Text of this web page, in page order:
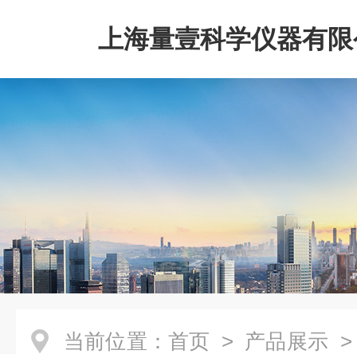
上海量壹科学仪器有
当前位置： 首页 > 产品展示